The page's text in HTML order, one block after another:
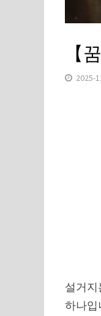
【
2025-
설거지
하나입